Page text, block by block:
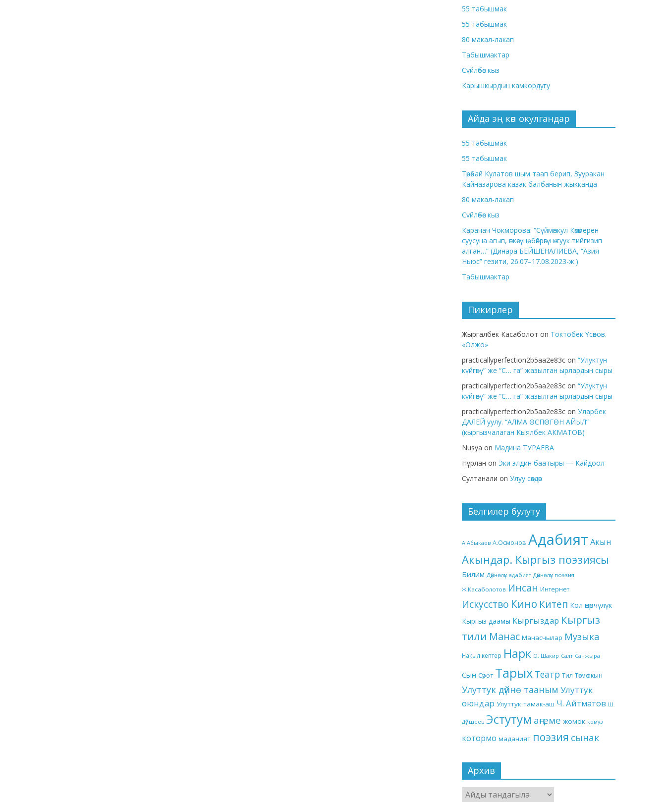
55 табышмак
55 табышмак
80 макал-лакап
Табышмактар
Сүйлөбөс кыз
Карышкырдын камкордугу
Айда эң көп окулгандар
55 табышмак
55 табышмак
Төрөбай Кулатов шым таап берип, Зууракан
Кайназарова казак балбанын жыкканда
80 макал-лакап
Сүйлөбөс кыз
Карачач Чокморова: “Сүймөнкул Көкөмерен
суусуна агып, өпкөсүнө, бөйрөгүнө суук тийгизип
алган…” (Динара БЕЙШЕНАЛИЕВА, “Азия
Ньюс” гезити, 26.07–17.08.2023-ж.)
Табышмактар
Пикирлер
Жыргалбек Касаболот on Токтобек Үсөнов.
«Олжо»
practicallyperfection2b5aa2e83c on “Улуктун
күйгөнү” же “С… га” жазылган ырлардын сыры
practicallyperfection2b5aa2e83c on “Улуктун
күйгөнү” же “С… га” жазылган ырлардын сыры
practicallyperfection2b5aa2e83c on Уларбек
ДАЛЕЙ уулу. “АЛМА ӨСПӨГӨН АЙЫЛ”
(кыргызчалаган Кыялбек АКМАТОВ)
Nusya on Мадина ТУРАЕВА
Нұрлан on Эки элдин баатыры — Кайдоол
Султанали on Улуу сөздөр
Белгилер булуту
А.Абыкаев А.Осмонов Адабият Акын
Акындар. Кыргыз поэзиясы
Билим Дүйнөлүк адабият Дүйнөлүк поэзия
Ж.Касаболотов Инсан Интернет
Искусство Кино Китеп Кол өнөрчүлүк
Кыргыз даамы Кыргыздар Кыргыз
тили Манас Манасчылар Музыка
Накыл кептер Нарк О. Шакир Салт Санжыра
Сын Сүрөт Тарых Театр Тил Төкмө акын
Улуттук дүйнө тааным Улуттук
оюндар Улуттук тамак-аш Ч. Айтматов Ш.
Дүйшеев Эстутум аңгеме жомок комуз
котормо маданият поэзия сынак
Архив
Архив